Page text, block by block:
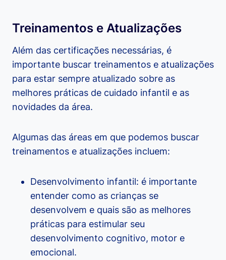
Treinamentos e Atualizações
Além das certificações necessárias, é
importante buscar treinamentos e atualizações
para estar sempre atualizado sobre as
melhores práticas de cuidado infantil e as
novidades da área.
Algumas das áreas em que podemos buscar
treinamentos e atualizações incluem:
Desenvolvimento infantil: é importante
entender como as crianças se
desenvolvem e quais são as melhores
práticas para estimular seu
desenvolvimento cognitivo, motor e
emocional.